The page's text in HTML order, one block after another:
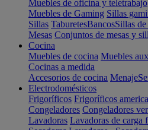
Muebles de oficina y teletrabajo
Muebles de Gaming Sillas
Sillas TaburetesBancosSillas
Mesas Conjuntos de mesas y
Cocina
Muebles de cocina Muebles
Cocinas a medida
Accesorios de cocina Menaje
Electrodomésticos
Frigoríficos Frigoríficos
Congeladores Congeladores
Lavadoras Lavadoras de carga